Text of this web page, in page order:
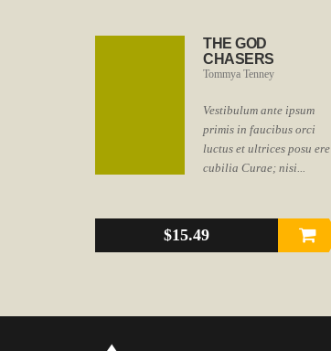
THE GOD
CHASERS
Tommya Tenney
Vestibulum ante ipsum
primis in faucibus orci
luctus et ultrices posu ere
cubilia Curae; nisi...
$15.49